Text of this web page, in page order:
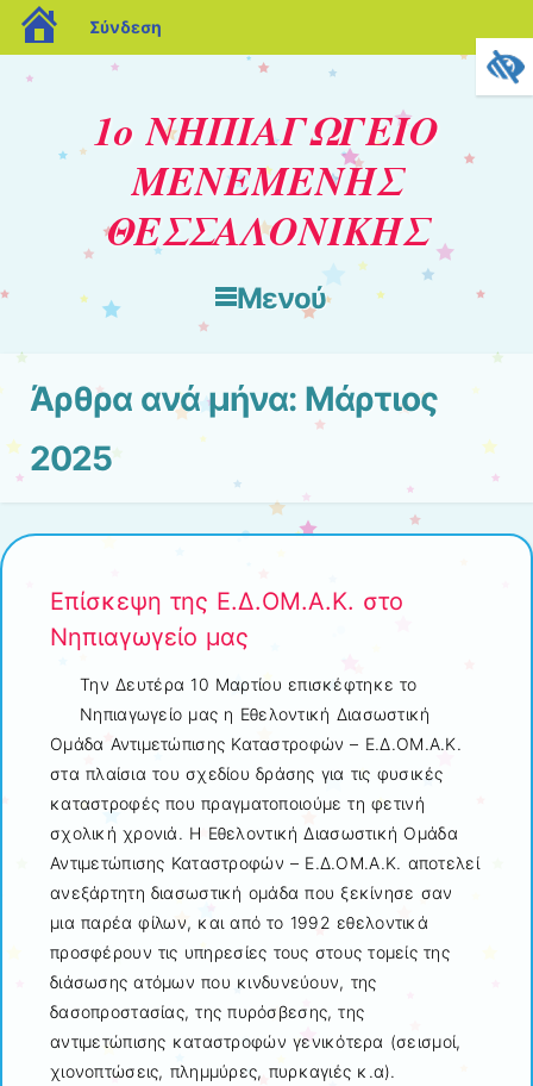
blogs.sch.gr
Σύνδεση
1ο ΝΗΠΙΑΓΩΓΕΙΟ
ΜΕΝΕΜΕΝΗΣ
ΘΕΣΣΑΛΟΝΙΚΗΣ
Μενού
Άρθρα ανά μήνα: Μάρτιος
2025
Επίσκεψη της Ε.Δ.ΟΜ.Α.Κ. στο
Νηπιαγωγείο μας
Την Δευτέρα 10 Μαρτίου επισκέφτηκε το
Νηπιαγωγείο μας η Εθελοντική Διασωστική
Ομάδα Αντιμετώπισης Καταστροφών – Ε.Δ.ΟΜ.Α.Κ.
στα πλαίσια του σχεδίου δράσης για τις φυσικές
καταστροφές που πραγματοποιούμε τη φετινή
σχολική χρονιά. Η Εθελοντική Διασωστική Ομάδα
Αντιμετώπισης Καταστροφών – Ε.Δ.ΟΜ.Α.Κ. αποτελεί
ανεξάρτητη διασωστική ομάδα που ξεκίνησε σαν
μια παρέα φίλων, και από το 1992 εθελοντικά
προσφέρουν τις υπηρεσίες τους στους τομείς της
διάσωσης ατόμων που κινδυνεύουν, της
δασοπροστασίας, της πυρόσβεσης, της
αντιμετώπισης καταστροφών γενικότερα (σεισμοί,
χιονοπτώσεις, πλημμύρες, πυρκαγιές κ.α).